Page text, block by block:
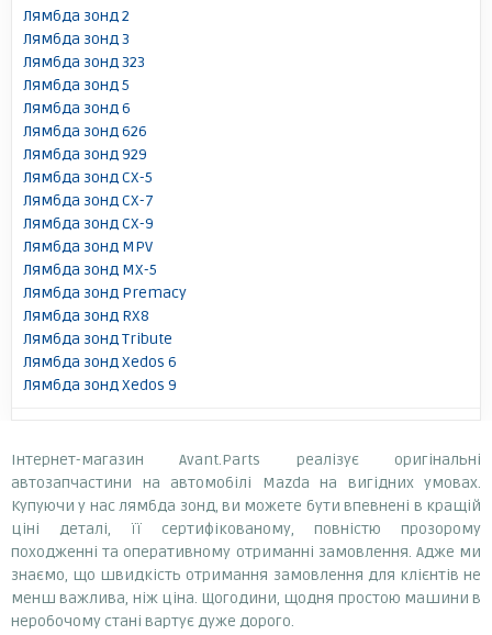
Лямбда зонд 2
Лямбда зонд 3
Лямбда зонд 323
Лямбда зонд 5
Лямбда зонд 6
Лямбда зонд 626
Лямбда зонд 929
Лямбда зонд CX-5
Лямбда зонд CX-7
Лямбда зонд CX-9
Лямбда зонд MPV
Лямбда зонд MX-5
Лямбда зонд Premacy
Лямбда зонд RX8
Лямбда зонд Tribute
Лямбда зонд Xedos 6
Лямбда зонд Xedos 9
Інтернет-магазин Avant.Parts реалізує оригінальні
автозапчастини на автомобілі Mazda на вигідних умовах.
Купуючи у нас лямбда зонд, ви можете бути впевнені в кращій
ціні деталі, її сертифікованому, повністю прозорому
походженні та оперативному отриманні замовлення. Адже ми
знаємо, що швидкість отримання замовлення для клієнтів не
менш важлива, ніж ціна. Щогодини, щодня простою машини в
неробочому стані вартує дуже дорого.